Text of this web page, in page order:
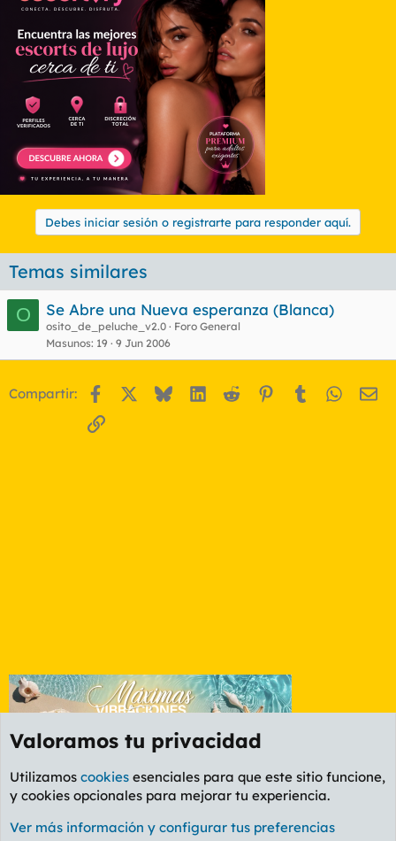
Debes iniciar sesión o registrarte para responder aquí.
Temas similares
O
Se Abre una Nueva esperanza (Blanca)
osito_de_peluche_v2.0
Foro General
Masunos 19 9 Jun 2006
Compartir: Facebook BlueskyLinkedIn
Reddit Pinterest
Tumblr
Enlace
Foro General
Cookies PL OLDSTYLE AMARILLO
Valoramos tu privacidad
Utilizamos cookies esenciales para que este sitio funcione,
y cookies opcionales para mejorar tu experiencia.
Ver más información y configurar tus preferencias